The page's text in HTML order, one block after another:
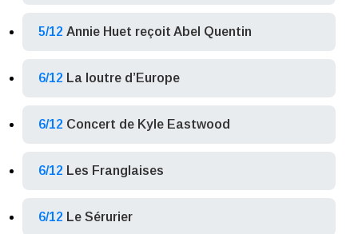
5/12 Annie Huet reçoit Abel Quentin
6/12 La loutre d’Europe
6/12 Concert de Kyle Eastwood
6/12 Les Franglaises
6/12 Le Sérurier